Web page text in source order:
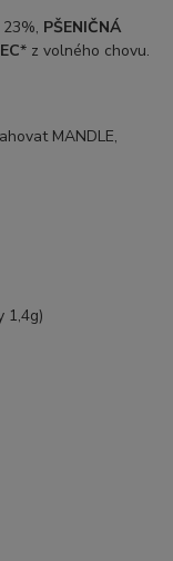
PŠENIČNÁ
* z volného chovu.
MANDLE,
1,4g)